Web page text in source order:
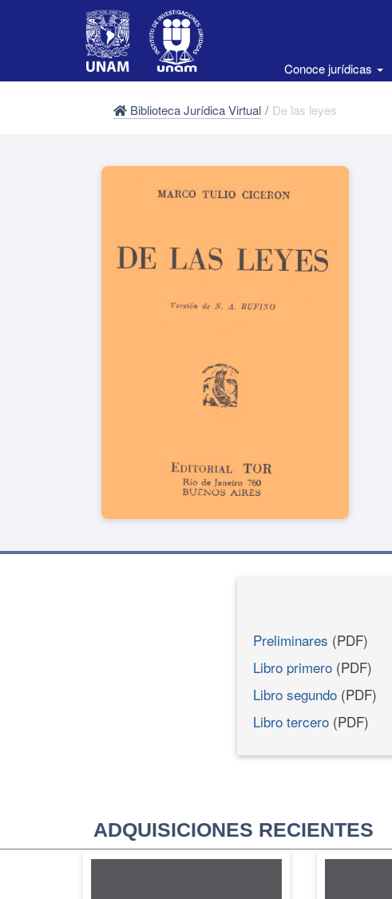
Conoce jurídicas
Biblioteca Jurídica Virtual / De las leyes
Preliminares (PDF)
Libro primero (PDF)
Libro segundo (PDF)
Libro tercero (PDF)
ADQUISICIONES RECIENTES